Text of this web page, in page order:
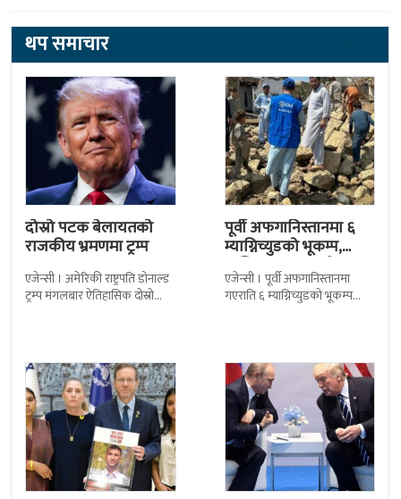
थप समाचार
दोस्रो पटक बेलायतको
राजकीय भ्रमणमा ट्रम्प
एजेन्सी । अमेरिकी राष्ट्रपति डोनाल्ड
ट्रम्प मंगलबार ऐतिहासिक दोस्रो
पूर्वी अफगानिस्तानमा ६
म्याग्निच्युडको भूकम्प,
कम्तिमा २० जनाको ज्यान
गयो
एजेन्सी । पूर्वी अफगानिस्तानमा
गएराति ६ म्याग्निच्युडको भूकम्प